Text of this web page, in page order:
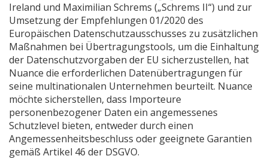
Ireland und Maximilian Schrems („Schrems II“) und zur
Umsetzung der Empfehlungen 01/2020 des
Europäischen Datenschutzausschusses zu zusätzlichen
Maßnahmen bei Übertragungstools, um die Einhaltung
der Datenschutzvorgaben der EU sicherzustellen, hat
Nuance die erforderlichen Datenübertragungen für
seine multinationalen Unternehmen beurteilt. Nuance
möchte sicherstellen, dass Importeure
personenbezogener Daten ein angemessenes
Schutzlevel bieten, entweder durch einen
Angemessenheitsbeschluss oder geeignete Garantien
gemäß Artikel 46 der DSGVO.